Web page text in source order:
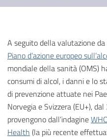
A seguito della valutazione
Piano d’azione europeo
mondiale della sanità (OMS)
consumi di alcol, i danni e lo
di prevenzione attuate nei
Norvegia e Svizzera (EU+),
provengono dall’indagine
Health (la più recente